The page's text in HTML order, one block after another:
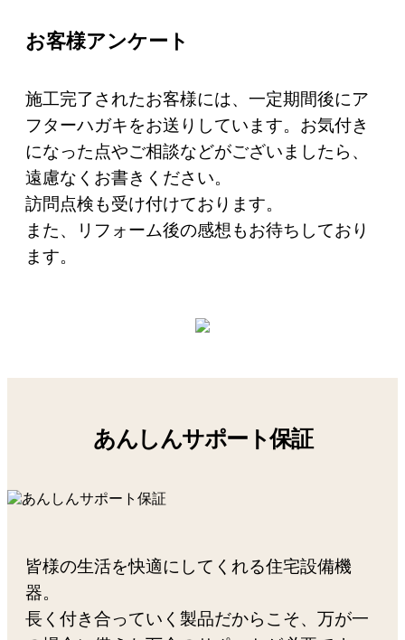
お客様アンケート
施工完了されたお客様には、一定期間後にア
フターハガキをお送りしています。お気付き
になった点やご相談などがございましたら、
遠慮なくお書きください。
訪問点検も受け付けております。
また、リフォーム後の感想もお待ちしており
ます。
あんしんサポート保証
皆様の生活を快適にしてくれる住宅設備機
器。
長く付き合っていく製品だからこそ、万が一